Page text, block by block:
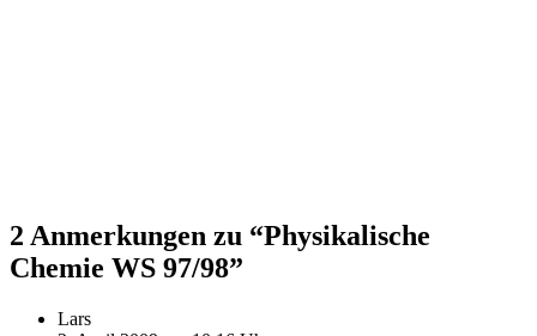
2 Anmerkungen zu “Physikalische
Chemie WS 97/98”
Lars